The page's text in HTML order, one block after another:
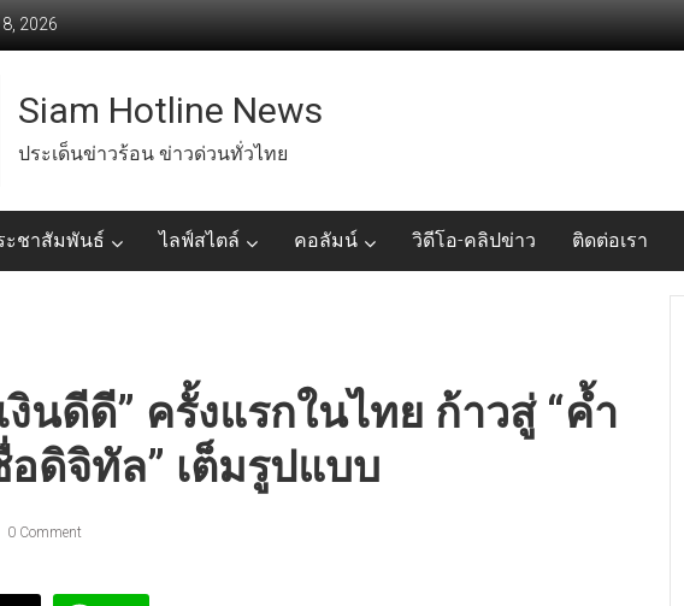
2026
Siam Hotline News
ประเด็นข่าวร้อน ข่าวด่วนทั่วไทย
ะชาสัมพันธ์ ไลฟ์สไตล์ คอลัมน์ วิดีโอ-คลิปข่าว ติดต่อเรา
งินดีดี” ครั้งแรกในไทย ก้าวสู่ “ค้ำ
ดิจิทัล” เต็มรูปแบบ
0 Comment